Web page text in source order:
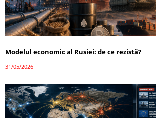
Modelul economic al Rusiei: de ce rezistă?
31/05/2026